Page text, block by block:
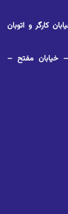
کارگر و اتوبان
خیابان مفتح –